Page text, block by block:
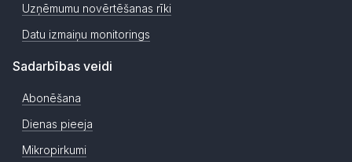
Uzņēmumu novērtēšanas rīki
Datu izmaiņu monitorings
Sadarbības veidi
Abonēšana
Dienas pieeja
Mikropirkumi